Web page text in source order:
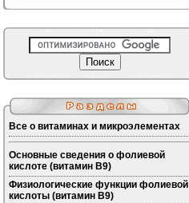
Все о витаминах и микроэлементах
Основные сведения о фолиевой
кислоте (витамин B9)
Физиологические функции фолиевой
кислоты (витамин B9)